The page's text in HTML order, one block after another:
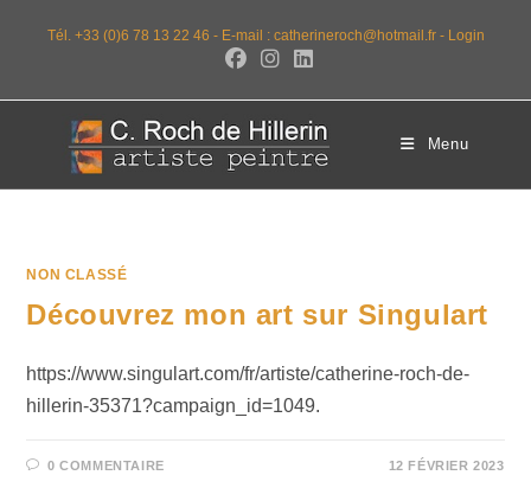
Tél. +33 (0)6 78 13 22 46 - E-mail : catherineroch@hotmail.fr - Login
Menu
NON CLASSÉ
Découvrez mon art sur Singulart
https://www.singulart.com/fr/artiste/catherine-roch-de-
hillerin-35371?campaign_id=1049.
0 COMMENTAIRE 12 FÉVRIER 2023